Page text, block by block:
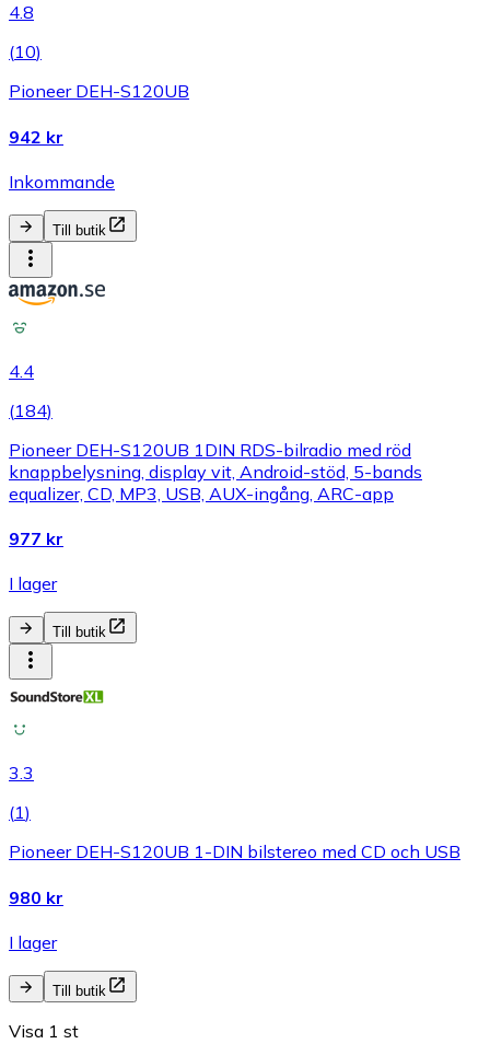
4.8
(10)
Pioneer DEH-S120UB
942 kr
Inkommande
Till butik
4.4
(184)
Pioneer DEH-S120UB 1DIN RDS-bilradio med röd
knappbelysning, display vit, Android-stöd, 5-bands
equalizer, CD, MP3, USB, AUX-ingång, ARC-app
977 kr
I lager
Till butik
3.3
(1)
Pioneer DEH-S120UB 1-DIN bilstereo med CD och USB
980 kr
I lager
Till butik
Visa 1 st